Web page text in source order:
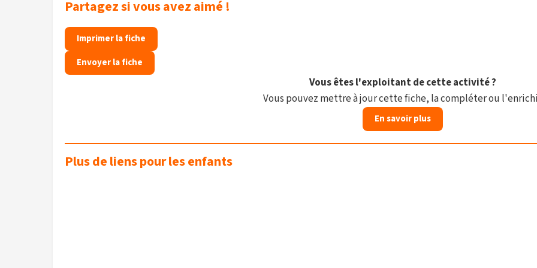
Partagez si vous avez aimé !
Imprimer la fiche
Envoyer la fiche
Vous êtes l'exploitant de cette activité ?
Vous pouvez mettre à jour cette fiche, la compléter ou
En savoir plus
Plus de liens pour les enfants